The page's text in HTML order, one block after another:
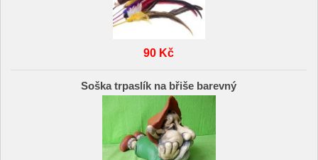
90 Kč
Soška trpaslík na břiše barevný